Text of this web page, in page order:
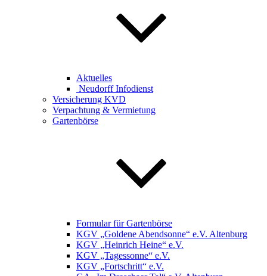
Aktuelles
Neudorff Infodienst
Versicherung KVD
Verpachtung & Vermietung
Gartenbörse
Formular für Gartenbörse
KGV „Goldene Abendsonne“ e.V. Altenburg
KGV „Heinrich Heine“ e.V.
KGV „Tagessonne“ e.V.
KGV „Fortschritt“ e.V.